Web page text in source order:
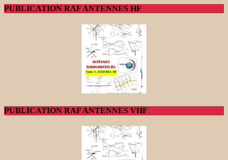
PUBLICATION RAF ANTENNES HF
PUBLICATION RAF ANTENNES VHF